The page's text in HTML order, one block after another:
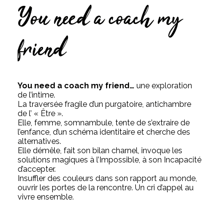
You need a coach my
friend
You need a coach my friend… une exploration
de l’intime.
La traversée fragile d’un purgatoire, antichambre
de l’ « Être ».
Elle, femme, somnambule, tente de s’extraire de
l’enfance, d’un schéma identitaire et cherche des
alternatives.
Elle démêle, fait son bilan charnel, invoque les
solutions magiques à l’Impossible, à son Incapacité
d’accepter.
Insuffler des couleurs dans son rapport au monde,
ouvrir les portes de la rencontre. Un cri d’appel au
vivre ensemble.